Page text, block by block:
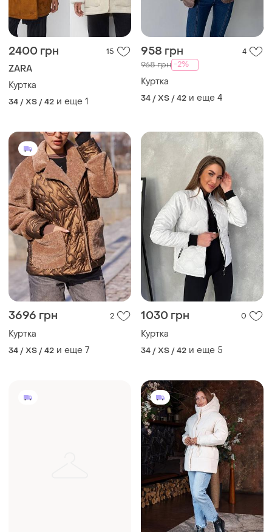
2400 грн 15
ZARA
Куртка
34 / XS / 42 и еще 1
958 грн 4
968 грн -2%
Куртка
34 / XS / 42 и еще 4
3696 грн 2
Куртка
34 / XS / 42 и еще 7
1030 грн 0
Куртка
34 / XS / 42 и еще 5